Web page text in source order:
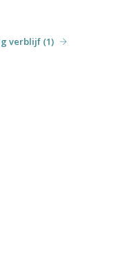
verblijf (1)